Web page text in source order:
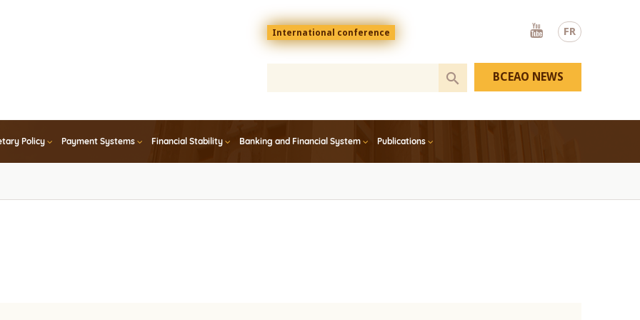
FR
Menu
top
En
International conference
Youtube
Policy Payment Systems Financial Stability Banking and Financial System Publications
BCEAO NEWS